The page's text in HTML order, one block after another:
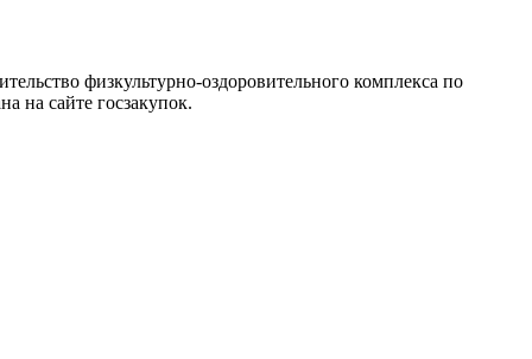
физкультурно-оздоровительного комплекса по
на сайте госзакупок.